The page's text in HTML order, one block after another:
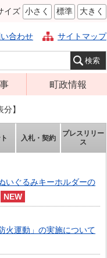
イズ 小さく 標準 大きく
合わせ サイトマップ
融
法
町政情報
組織案内
庁舎案内
ふるさと納税
】
入札・契約
プレスリリー
ス
いぐるみキーホルダーの
火運動」の実施について